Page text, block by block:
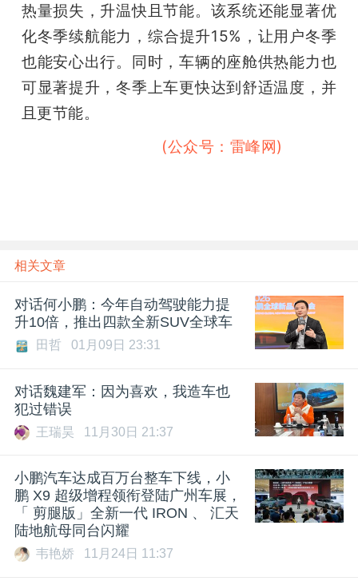
热量损失，升温快且节能。该系统还能显著优
化冬季续航能力，综合提升15%，让用户冬季
也能安心出行。同时，车辆的座舱供热能力也
可显著提升，冬季上车更快达到舒适温度，并
且更节能。
(公众号：雷峰网)
相关文章
对话何小鹏：今年自动驾驶能力提
升10倍，推出四款全新SUV全球车
田哲 01月09日 23:31
对话魏建军：因为喜欢，我造车也
犯过错误
王瑞昊 11月30日 21:37
小鹏汽车达成百万台整车下线，小
鹏 X9 超级增程领衔登陆广州车展，
「 剪腿版」全新一代 IRON 、 汇天
陆地航母同台闪耀
韦艳娇 11月24日 11:37